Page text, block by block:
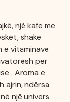
një kafe me
shake
e vitaminave
për
. Aroma e
ajrin, ndërsa
një univers